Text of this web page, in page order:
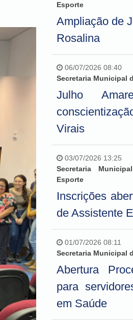
Esporte
Ampliação de
Rosalina
06/07/2026 08:40
Secretaria Municipal
Julho
Virais
03/07/2026 13:25
Secretaria
Esporte
Inscrições
de Assistente
01/07/2026 08:11
Secretaria Municipal
Abertura
para
em Saúde